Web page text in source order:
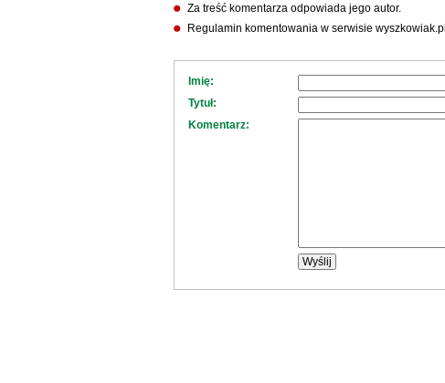
Za treść komentarza odpowiada jego autor.
Regulamin komentowania w serwisie wyszkowiak.pl
Imię:
Tytuł:
Komentarz: